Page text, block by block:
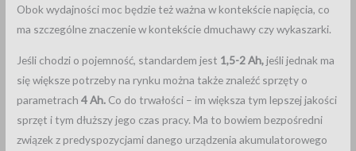
Obok wydajności moc będzie też ważna w kontekście napięcia, co
ma szczególne znaczenie w kontekście dmuchawy czy wykaszarki.
Jeśli chodzi o pojemność, standardem jest 1,5-2 Ah, jeśli jednak ma
się większe potrzeby na rynku można także znaleźć sprzęty o
parametrach4 Ah. Co do trwałości – im większa tym lepszej jakości
sprzęt i tym dłuższy jego czas pracy. Ma to bowiem bezpośredni
związek z predyspozycjami danego urządzenia akumulatorowego